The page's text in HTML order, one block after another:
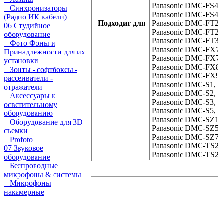
Синхронизаторы
(Радио ИК кабели)
06 Студийное
оборудование
Фото Фоны и
Принадлежности для их
установки
Зонты - софтбоксы -
рассеиватели -
отражатели
Аксессуары к
осветительному
оборудованию
Оборудование для 3D
съемки
Profoto
07 Звуковое
оборудование
Беспроводные
микрофоны & системы
Микрофоны
накамерные
Подходит для
Panasonic DMC-
Panasonic DMC-
Panasonic DMC-
Panasonic DMC-
Panasonic DMC-
Panasonic DMC-
Panasonic DMC-
Panasonic DMC-
Panasonic DMC-
Panasonic DMC-S1,
Panasonic DMC-S2,
Panasonic DMC-S3,
Panasonic DMC-S5,
Panasonic DMC-
Panasonic DMC-
Panasonic DMC-
Panasonic DMC-
Panasonic DMC-